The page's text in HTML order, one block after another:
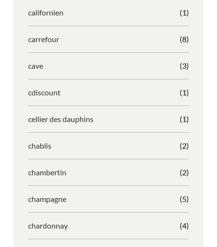
californien (1)
carrefour (8)
cave (3)
cdiscount (1)
cellier des dauphins (1)
chablis (2)
chambertin (2)
champagne (5)
chardonnay (4)